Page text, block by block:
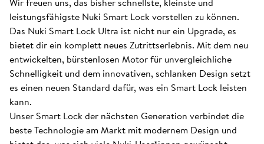
leistungsfähigste Nuki Smart Lock vorstellen zu können.
Das Nuki Smart Lock Ultra ist nicht nur ein Upgrade, es
bietet dir ein komplett neues Zutrittserlebnis. Mit dem neu
entwickelten, bürstenlosen Motor für unvergleichliche
Schnelligkeit und dem innovativen, schlanken Design setzt
es einen neuen Standard dafür, was ein Smart Lock leisten
kann.
Unser Smart Lock der nächsten Generation verbindet die
beste Technologie am Markt mit modernem Design und